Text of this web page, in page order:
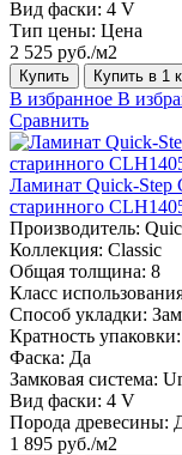
Вид фаски: 4 V
Тип цены: Цена
2 525 руб./м2
Купить Купить в 1
В избранное В
Сравнить
Ламинат Quick-Step
старинного
Производитель:
Коллекция: Classic
Общая толщина: 8
Класс
Способ укладки:
Кратность упаковки:
Фаска: Да
Замковая система:
Вид фаски: 4 V
Порода древесины:
1 895 руб./м2